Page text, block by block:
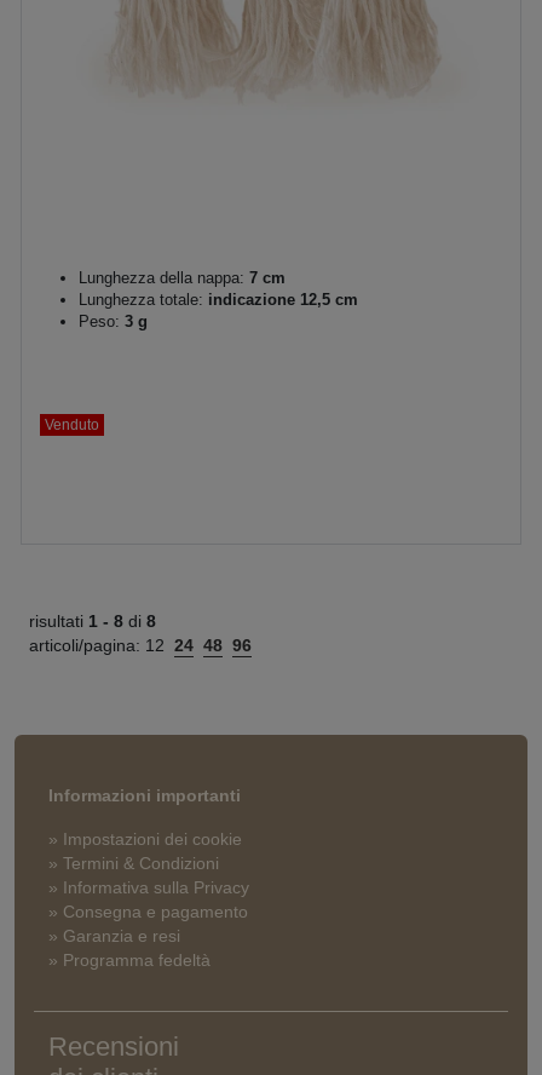
Lunghezza della nappa: 7 cm
Lunghezza totale: indicazione 12,5 cm
Peso: 3 g
Venduto
risultati 1 - 8 di 8
articoli/pagina: 12 24 48 96
Informazioni importanti
» Impostazioni dei cookie
» Termini & Condizioni
» Informativa sulla Privacy
» Consegna e pagamento
» Garanzia e resi
» Programma fedeltà
Recensioni